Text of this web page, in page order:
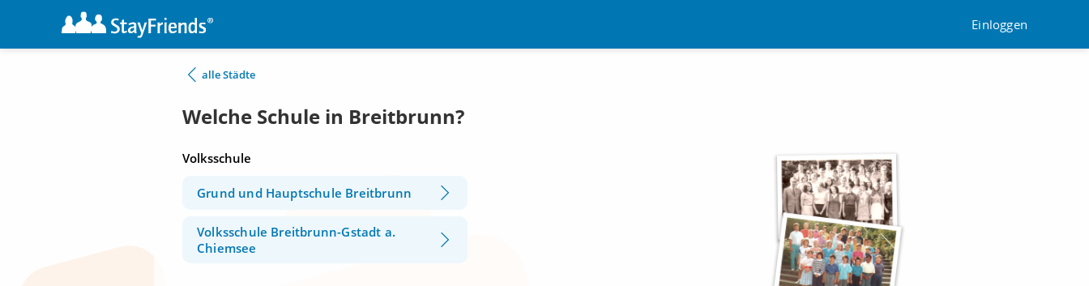
Einloggen
alle Städte
Welche Schule in Breitbrunn?
Volksschule
Grund und Hauptschule Breitbrunn
Volksschule Breitbrunn-Gstadt a.
Chiemsee